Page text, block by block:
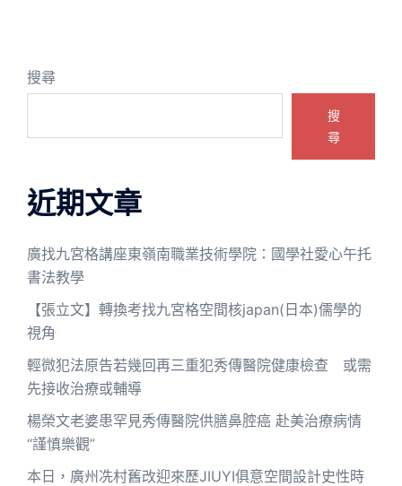
搜尋
搜
尋
近期文章
廣找九宮格講座東嶺南職業技術學院：國學社愛心午托
書法教學
【張立文】轉換考找九宮格空間核japan(日本)儒學的
視角
輕微犯法原告若幾回再三重犯秀傳醫院健康檢查 或需
先接收治療或輔導
楊榮文老婆患罕見秀傳醫院供膳鼻腔癌 赴美治療病情
“謹慎樂觀”
本日，廣州冼村舊改迎來歷JIUYI俱意空間設計史性時